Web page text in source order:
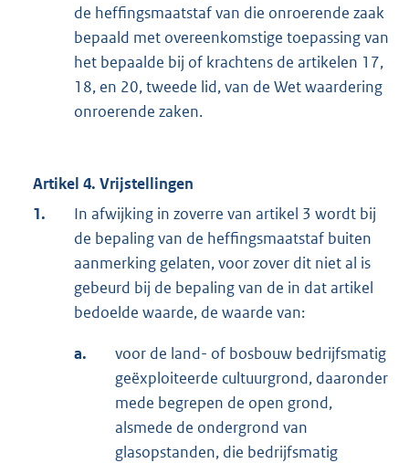
de heffingsmaatstaf van die onroerende zaak
bepaald met overeenkomstige toepassing van
het bepaalde bij of krachtens de artikelen 17,
18, en 20, tweede lid, van de Wet waardering
onroerende zaken.
Artikel 4. Vrijstellingen
1.
In afwijking in zoverre van artikel 3 wordt bij
de bepaling van de heffingsmaatstaf buiten
aanmerking gelaten, voor zover dit niet al is
gebeurd bij de bepaling van de in dat artikel
bedoelde waarde, de waarde van:
a.
voor de land- of bosbouw bedrijfsmatig
geëxploiteerde cultuurgrond, daaronder
mede begrepen de open grond,
alsmede de ondergrond van
glasopstanden, die bedrijfsmatig